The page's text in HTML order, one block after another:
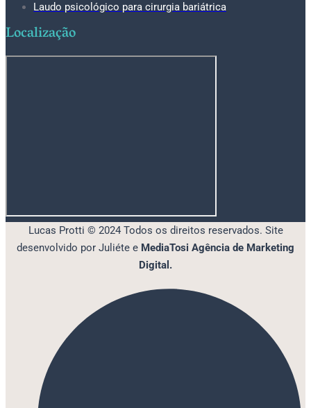
Laudo psicológico para cirurgia bariátrica
Localização
Lucas Protti © 2024 Todos os direitos reservados. Site
desenvolvido por Juliéte e MediaTosi Agência de Marketing
Digital.